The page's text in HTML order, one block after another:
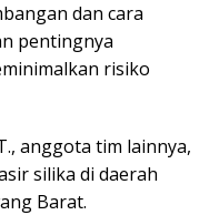
dan cara
pentingnya
risiko
anggota tim lainnya,
silika di daerah
Barat.